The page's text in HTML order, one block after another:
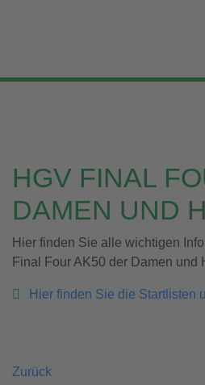
HGV FINAL
DAMEN UND
Hier finden Sie alle wichtigen
Final Four AK50 der Damen und
Hier finden Sie die Startlisten
Zurück